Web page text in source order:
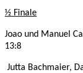
½ Finale
Joao und Manuel
13:8
Jutta Bachmaier,